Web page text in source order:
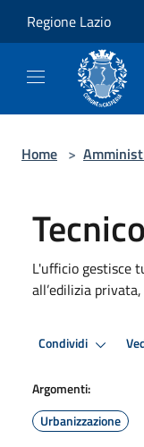
Regione Lazio
Home >
Tecnico
L'ufficio gestisce
all’edilizia
Condividi
Argomenti:
Urbanizzazione